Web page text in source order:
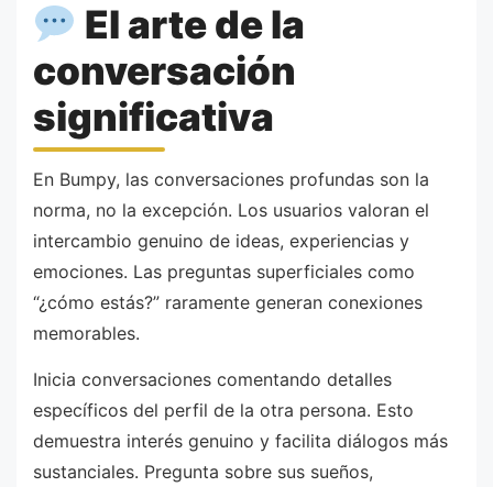
El arte de la
conversación
significativa
En Bumpy, las conversaciones profundas son la
norma, no la excepción. Los usuarios valoran el
intercambio genuino de ideas, experiencias y
emociones. Las preguntas superficiales como
“¿cómo estás?” raramente generan conexiones
memorables.
Inicia conversaciones comentando detalles
específicos del perfil de la otra persona. Esto
demuestra interés genuino y facilita diálogos más
sustanciales. Pregunta sobre sus sueños,